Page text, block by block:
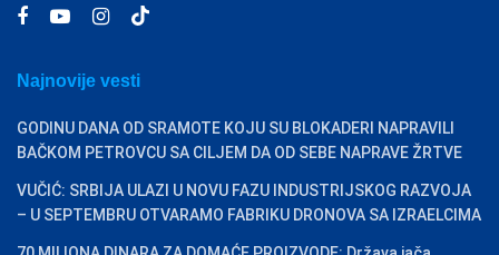
Najnovije vesti
GODINU DANA OD SRAMOTE KOJU SU BLOKADERI NAPRAVILI
BAČKOM PETROVCU SA CILJEM DA OD SEBE NAPRAVE ŽRTVE
VUČIĆ: SRBIJA ULAZI U NOVU FAZU INDUSTRIJSKOG RAZVOJA
– U SEPTEMBRU OTVARAMO FABRIKU DRONOVA SA IZRAELCIMA